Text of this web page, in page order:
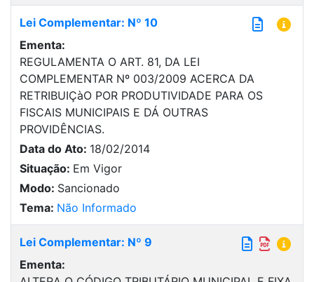
Lei Complementar: Nº 10
Ementa:
REGULAMENTA O ART. 81, DA LEI
COMPLEMENTAR Nº 003/2009 ACERCA DA
RETRIBUIÇàO POR PRODUTIVIDADE PARA OS
FISCAIS MUNICIPAIS E DÁ OUTRAS
PROVIDÊNCIAS.
Data do Ato: 18/02/2014
Situação: Em Vigor
Modo: Sancionado
Tema: Não Informado
Lei Complementar: Nº 9
Ementa: